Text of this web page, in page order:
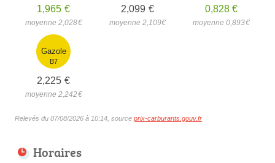
1,965 €
moyenne 2,028€
2,099 €
moyenne 2,109€
0,828 €
moyenne 0,893€
Gazole
B7
2,225 €
moyenne 2,242€
Relevés du 07/08/2026 à 10:14, source prix-carburants.gouv.fr
Horaires